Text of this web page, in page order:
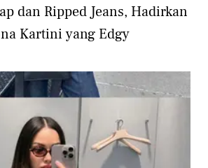
dan Ripped Jeans, Hadirkan
Kartini yang Edgy